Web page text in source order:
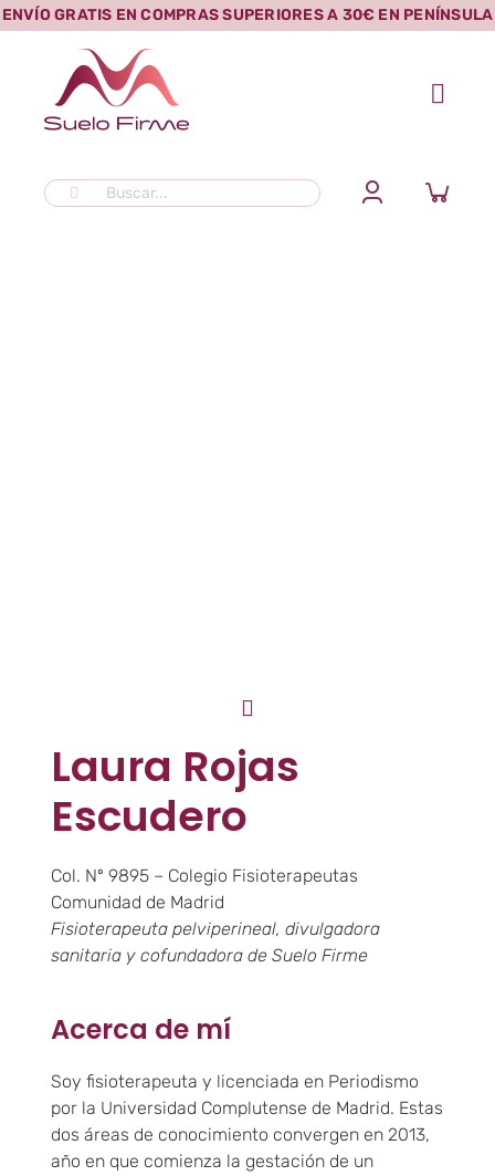
Saltar
al
contenido
ENVÍO GRATIS EN COMPRAS SUPERIORES A 30€ EN PENÍNSULA
Buscar:
Laura Rojas
Escudero
Col. Nº 9895 – Colegio Fisioterapeutas
Comunidad de Madrid
Fisioterapeuta pelviperineal, divulgadora
sanitaria y cofundadora de Suelo Firme
Acerca de mí
Soy fisioterapeuta y licenciada en Periodismo
por la Universidad Complutense de Madrid. Estas
dos áreas de conocimiento convergen en 2013,
año en que comienza la gestación de un